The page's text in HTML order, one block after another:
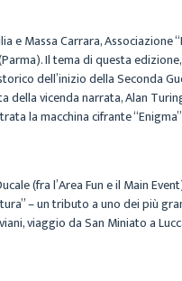
e Massa Carrara,
Il tema di questa
dell’inizio della Seconda
vicenda narrata, Alan
la macchina cifrante
(fra l’Area Fun e il Main
– un tributo a uno dei più
viaggio da San Miniato a